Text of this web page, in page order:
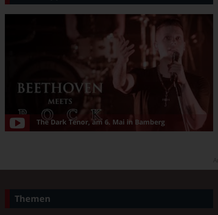
The Dark Tenor, am 6. Mai in Bamberg
Themen